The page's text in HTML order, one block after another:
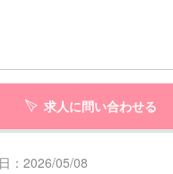
求人に問い合わせる
：2026/05/08